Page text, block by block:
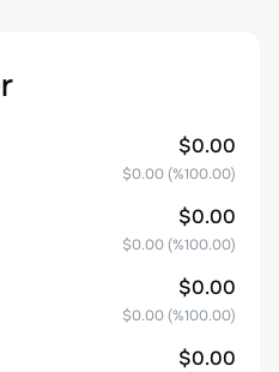
$0.00
$0.00 (%100.00)
$0.00
$0.00 (%100.00)
$0.00
$0.00 (%100.00)
$0.00